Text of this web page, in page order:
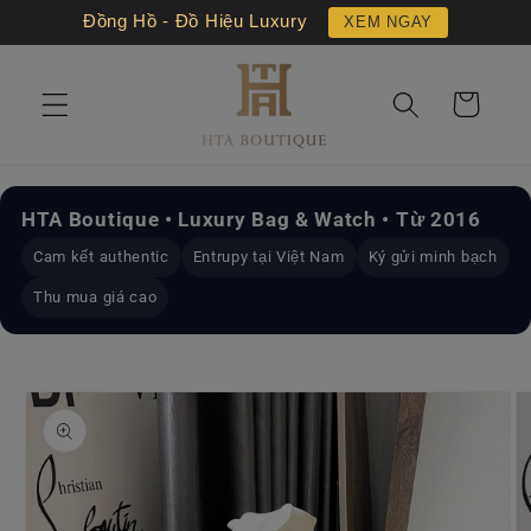
Đồng Hồ - Đồ Hiệu Luxury XEM NGAY
đến nội
Giỏ
hàng
HTA Boutique • Luxury Bag & Watch • Từ 2016
Cam kết authentic Entrupy tại Việt Nam Ký gửi minh bạch
Thu mua giá cao
đến
thông
tin sản
phẩm